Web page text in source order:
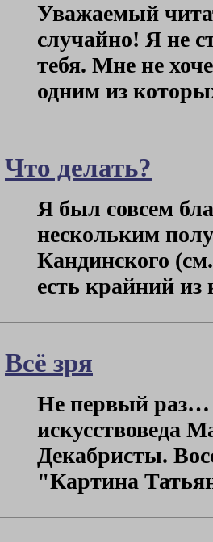
Уважаемый
случайно! Я не
тебя. Мне не
одним из
Что делать?
Я был совсем
нескольким
Кандинского
есть крайний из
Всё зря
Не первый раз…
искусствоведа
Декабристы.
"Картина